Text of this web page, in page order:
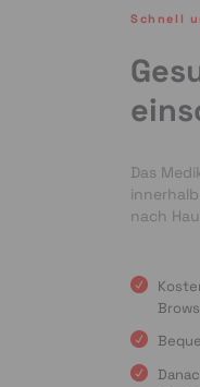
Schnell
Das
nach